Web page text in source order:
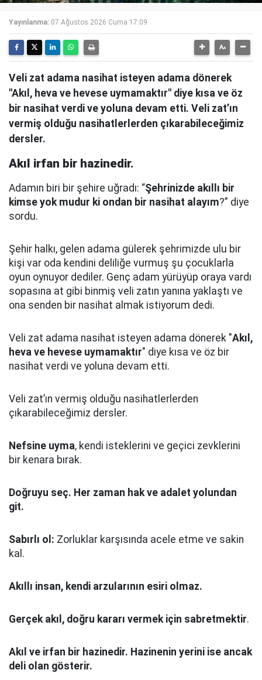
Yayınlanma: 07 Ağustos 2026 Cuma 17:09
Veli zat adama nasihat isteyen adama dönerek
"Akıl, heva ve hevese uymamaktır" diye kısa ve öz
bir nasihat verdi ve yoluna devam etti. Veli zat’ın
vermiş olduğu nasihatlerlerden çıkarabileceğimiz
dersler.
Akıl irfan bir hazinedir.
Adamın biri bir şehire uğradı: “Şehrinizde akıllı bir
kimse yok mudur ki ondan bir nasihat alayım?” diye
sordu.
Şehir halkı, gelen adama gülerek şehrimizde ulu bir
kişi var oda kendini deliliğe vurmuş şu çocuklarla
oyun oynuyor dediler. Genç adam yürüyüp oraya vardı
sopasına at gibi binmiş veli zatın yanına yaklaştı ve
ona senden bir nasihat almak istiyorum dedi.
Veli zat adama nasihat isteyen adama dönerek "Akıl,
heva ve hevese uymamaktır" diye kısa ve öz bir
nasihat verdi ve yoluna devam etti.
Veli zat’ın vermiş olduğu nasihatlerlerden
çıkarabileceğimiz dersler.
Nefsine uyma, kendi isteklerini ve geçici zevklerini
bir kenara bırak.
Doğruyu seç. Her zaman hak ve adalet yolundan
git.
Sabırlı ol: Zorluklar karşısında acele etme ve sakin
kal.
Akıllı insan, kendi arzularının esiri olmaz.
Gerçek akıl, doğru kararı vermek için sabretmektir.
Akıl ve irfan bir hazinedir. Hazinenin yerini ise ancak
deli olan gösterir.